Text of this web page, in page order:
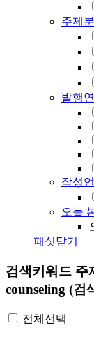
주제
발행
작성
오늘
패싯닫기
검색키워드 주
counseling (검
전체선택